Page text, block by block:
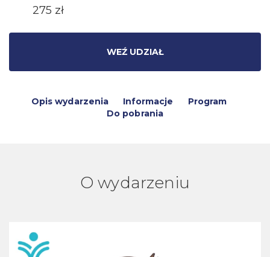
275 zł
WEŹ UDZIAŁ
Opis wydarzenia Informacje
Program
Do pobrania
O wydarzeniu